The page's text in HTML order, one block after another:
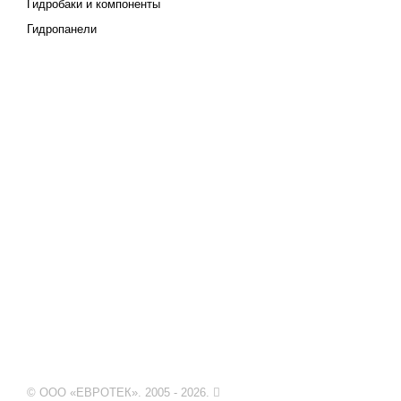
Гидробаки и компоненты
Гидропанели
© ООО «ЕВРОТЕК». 2005 - 2026.